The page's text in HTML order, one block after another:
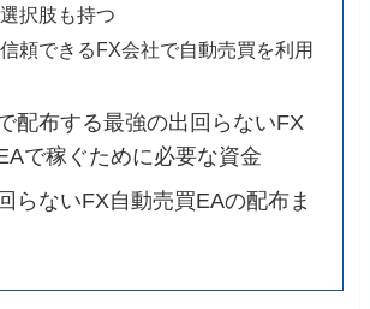
択肢も持つ
頼できるFX会社で自動売買を利用
配布する最強の出回らないFX
で稼ぐために必要な資金
らないFX自動売買EAの配布ま